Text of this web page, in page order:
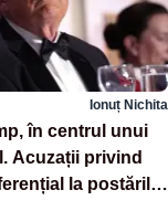
Ionuț Nichita
în centrul unui
Acuzații privind
la postările